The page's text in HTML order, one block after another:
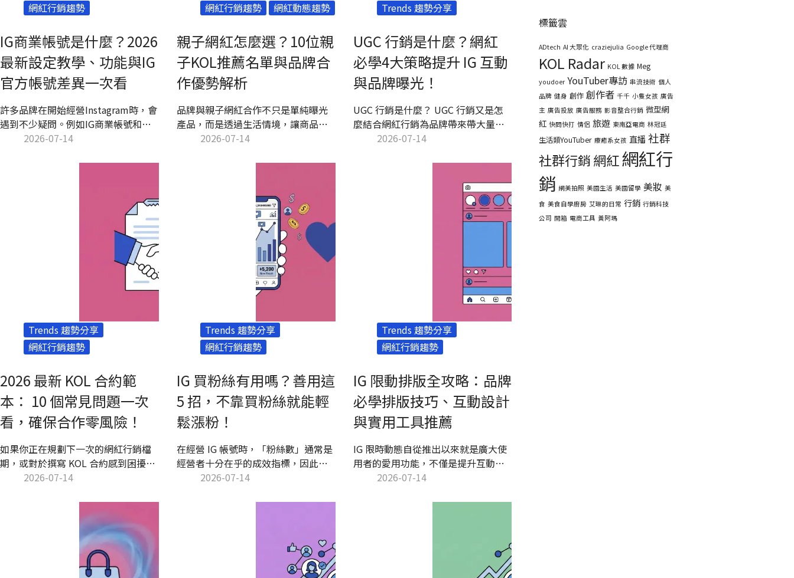
網紅行銷趨勢
IG商業帳號是什麼？2026
最新設定教學、功能與IG
官方帳號差異一次看
許多品牌在開始經營Instagram時，會
遇到不少疑問。例如IG商業帳號和一
般帳號有什麼差別？IG官方帳號是不
費嗎？設定完成後，又該如何提升曝
商業帳號的功能、申請方式、經營重
點，以及品牌如何搭配 Kolr AI 網紅數
據平台放大Instagram行銷成效。
2026-07-14
網紅行銷趨勢
網紅動態趨勢
親子網紅怎麼選？10位親
子KOL推薦名單與品牌合
作優勢解析
品牌與親子網紅合作不只是單純曝光
產品，而是透過生活情境，讓商品自
然出現在家庭日常中。只要能與家庭
KOL合作提升品牌認知與消費轉換。
供10位親子網紅名單，助品牌找到合
2026-07-14
Trends 趨勢分享
UGC 行銷是什麼？網紅
必學4大策略提升 IG 互動
與品牌曝光！
UGC 行銷是什麼？ UGC 行銷又是怎
麼結合網紅行銷為品牌帶來帶大量的
社群討論呢？在本文中 Kolr 將帶你了
「網紅」如何在 Instagram 中號召粉
絲創作 UGC 內容，打造口碑效應、創
2026-07-14
Trends 趨勢分享
網紅行銷趨勢
2026 最新 KOL 合約範
本： 10 個常見問題一次
看，確保合作零風險！
如果你正在規劃下一次的網紅行銷檔
期，或對於撰寫 KOL 合約感到困擾，
建議先詳細閱讀這篇文章再出發！本
還會深入解析合約擬定中可能遇到的
問題，幫助品牌和 KOL 雙方避免法律
責任或公關危機，確保合作順利進
2026-07-14
Trends 趨勢分享
網紅行銷趨勢
IG 買粉絲有用嗎？善用這
5 招，不靠買粉絲就能輕
鬆漲粉！
在經營 IG 帳號時，「粉絲數」通常是
經營者十分在乎的成效指標，因此有
些 IG 經營者開始出現「買粉絲」來增
的粉絲人數成長。但 IG 買粉絲真的有
2026-07-14
Trends 趨勢分享
網紅行銷趨勢
IG 限動排版全攻略：品牌
必學排版技巧、互動設計
與實用工具推薦
IG 限時動態自從推出以來就是廣大使
用者的愛用功能，不僅是提升互動的
最佳利器，也早已成為宣傳導購的重
失的特性，夠獨特吸睛的限動排版才
巧及實用工具懶人包，讓你的 IG 限動
2026-07-14
標籤雲
ADtech AI 大眾化 craziejulia Google 代理商
KOL Radar KOL 數據 Meg
youdoer YouTuber專訪 串流技術 個人
品牌 健身 創作 創作者 千千 小隻女孩 廣告
主 廣告投放 廣告服務 影音整合行銷 微型網
紅 快問快打 情侶 旅遊 東南亞電商 林冠廷
生活類YouTuber 療癒系女孩 直播 社群
社群行銷網紅網紅行
銷 網美拍照 美國生活 美國留學 美妝 美
食 美食自學廚房 艾琳的日常 行銷 行銷科技
公司 開箱 電商工具 黃阿瑪